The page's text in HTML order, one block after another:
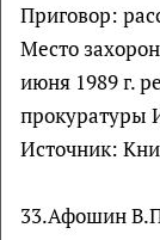
Приговор:
Место
июня 1989 г.
прокуратуры
Источник:
33.Афошин